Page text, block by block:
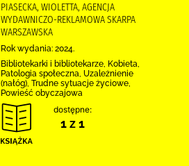
PIASECKA, WIOLETTA, AGENCJA
WYDAWNICZO-REKLAMOWA SKARPA
WARSZAWSKA
Rok wydania: 2024.
Bibliotekarki i bibliotekarze, Kobieta,
Patologia społeczna, Uzależnienie
(nałóg), Trudne sytuacje życiowe,
Powieść obyczajowa
dostępne:
1 z 1